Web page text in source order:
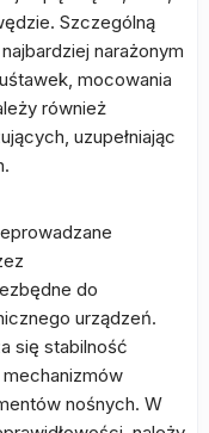
Szczególną
narażonym
mocowania
również
uzupełniając
do
urządzeń.
się stabilność
nośnych. W